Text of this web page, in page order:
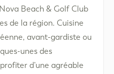
Beach & Golf Club
de la région. Cuisine
avant-gardiste ou
unes des
d’une agréable